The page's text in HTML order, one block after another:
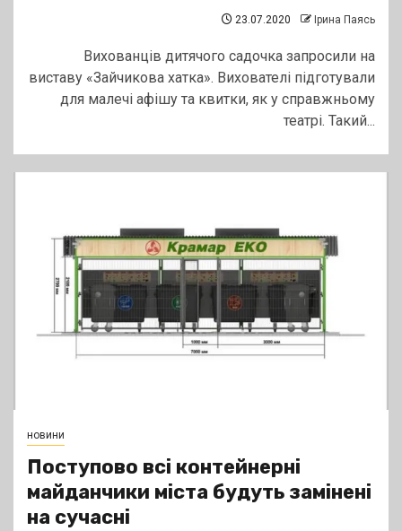
23.07.2020 Ірина Паясь
Вихованців дитячого садочка запросили на
виставу «Зайчикова хатка». Вихователі підготували
для малечі афішу та квитки, як у справжньому
театрі. Такий...
новини
Поступово всі контейнерні
майданчики міста будуть замінені
на сучасні